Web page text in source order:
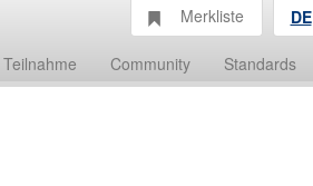
Teilnahme Community Standards
Merkliste DE